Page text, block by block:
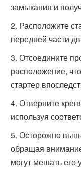
замыкания и
Расположите
передней части
Отсоедините
расположение,
стартер
Отверните
используя
Осторожно
обращая
могут мешать его